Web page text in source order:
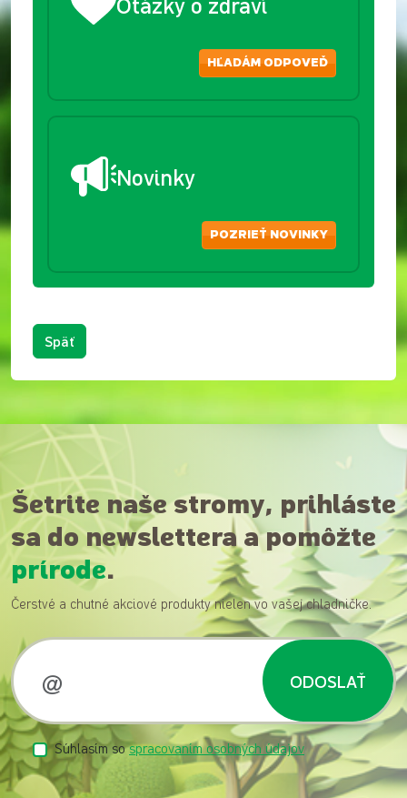
HĽADÁM ODPOVEĎ
Novinky
POZRIEŤ NOVINKY
Späť
Šetrite naše stromy, prihláste
sa do newslettera a pomôžte
prírode.
Čerstvé a chutné akciové produkty nielen vo vašej chladničke.
ODOSLAŤ
Súhlasím sospracovaním osobných údajov